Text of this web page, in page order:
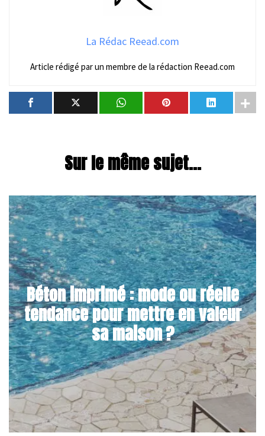
La Rédac Reead.com
Article rédigé par un membre de la rédaction Reead.com
Sur le même sujet...
Béton imprimé : mode ou réelle
tendance pour mettre en valeur
sa maison ?